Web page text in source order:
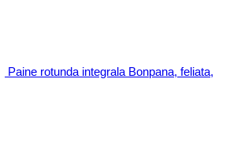
Paine rotunda integrala Bonpana, feliata,